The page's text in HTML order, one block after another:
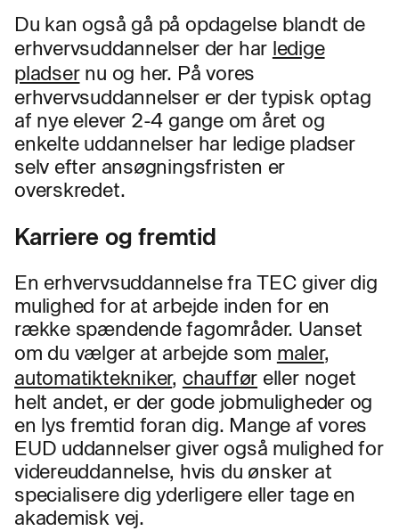
Du kan også gå på opdagelse blandt de
erhvervsuddannelser der har ledige
pladsernu og her. På vores
erhvervsuddannelser er der typisk optag
af nye elever 2-4 gange om året og
enkelte uddannelser har ledige pladser
selv efter ansøgningsfristen er
overskredet.
Karriere og fremtid
En erhvervsuddannelse fra TEC giver dig
mulighed for at arbejde inden for en
række spændende fagområder. Uanset
om du vælger at arbejde som maler,
automatiktekniker, chauffør eller noget
helt andet, er der gode jobmuligheder og
en lys fremtid foran dig. Mange af vores
EUD uddannelser giver også mulighed for
videreuddannelse, hvis du ønsker at
specialisere dig yderligere eller tage en
akademisk vej.